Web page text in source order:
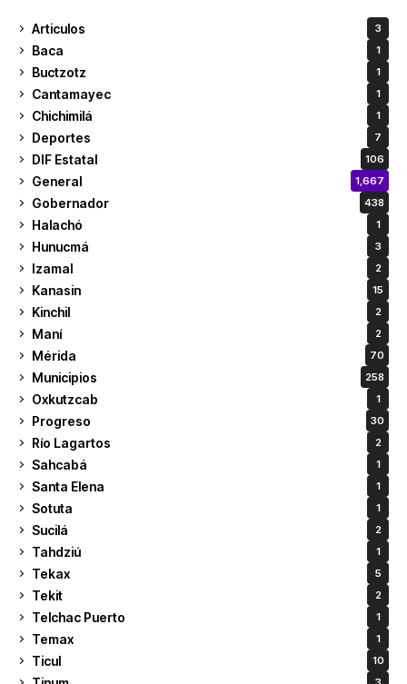
Articulos 3
Baca 1
Buctzotz 1
Cantamayec 1
Chichimilá 1
Deportes 7
DIF Estatal 106
General 1,667
Gobernador 438
Halachó 1
Hunucmá 3
Izamal 2
Kanasin 15
Kinchil 2
Maní 2
Mérida 70
Municipios 258
Oxkutzcab 1
Progreso 30
Río Lagartos 2
Sahcabá 1
Santa Elena 1
Sotuta 1
Sucilá 2
Tahdziú 1
Tekax 5
Tekit 2
Telchac Puerto 1
Temax 1
Ticul 10